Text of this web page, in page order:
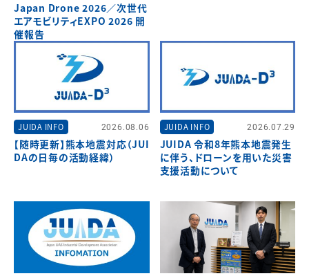
Japan Drone 2026／次世代
エアモビリティEXPO 2026 開
催報告
JUIDA INFO 2026.08.06
【随時更新】熊本地震対応（JUI
DAの日毎の活動経緯）
JUIDA INFO 2026.07.29
JUIDA 令和8年熊本地震発生
に伴う、ドローンを用いた災害
支援活動について